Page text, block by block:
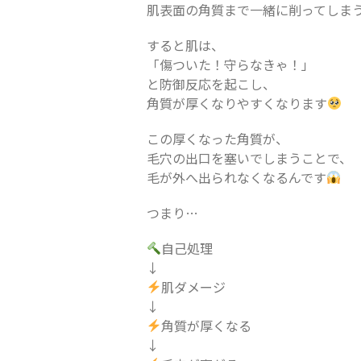
肌表面の角質まで一緒に削ってしま
すると肌は、
「傷ついた！守らなきゃ！」
と防御反応を起こし、
角質が厚くなりやすくなります
この厚くなった角質が、
毛穴の出口を塞いでしまうことで、
毛が外へ出られなくなるんです
つまり…
自己処理
↓
肌ダメージ
↓
角質が厚くなる
↓